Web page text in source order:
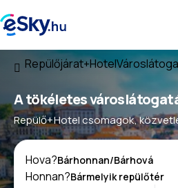
Repülőjárat+Hotel
A tökéletes
Repülő+Hotel csomagok,
napos kirándulások Last Minute
Hova?
Honnan?